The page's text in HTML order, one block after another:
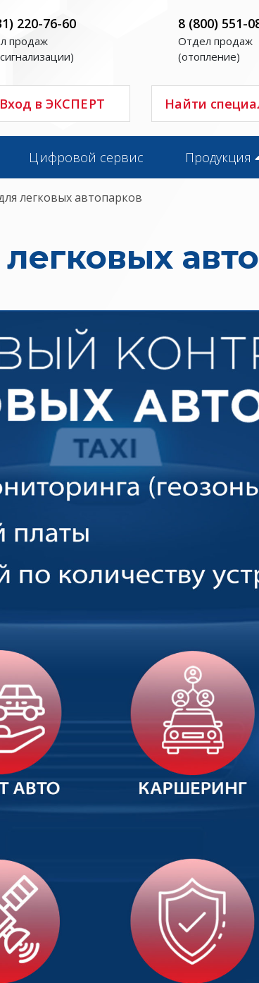
220-76-60
продаж
8 (800) 551-
Отдел продаж
(отопление)
Вход в ЭКСПЕРТ Найти
Цифровой сервис Продукция
легковых автопарков